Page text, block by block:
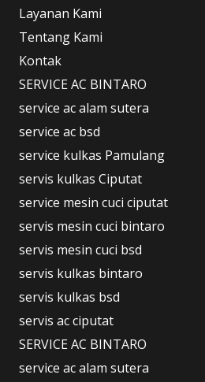
Layanan Kami
Tentang Kami
Kontak
SERVICE AC BINTARO
service ac alam sutera
service ac bsd
service kulkas Pamulang
servis kulkas Ciputat
service mesin cuci ciputat
servis mesin cuci bintaro
servis mesin cuci bsd
servis kulkas bintaro
servis kulkas bsd
servis ac ciputat
SERVICE AC BINTARO
service ac alam sutera